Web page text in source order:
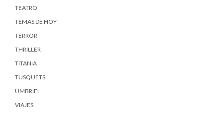
TEATRO
TEMAS DE HOY
TERROR
THRILLER
TITANIA
TUSQUETS
UMBRIEL
VIAJES